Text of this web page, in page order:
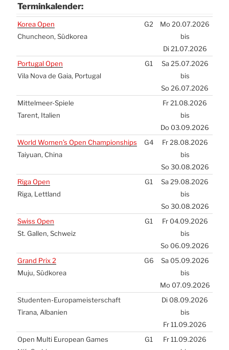
Ter­min­ka­len­der:
Ter­min­ka­len­der:
Korea Open
Chun­che­on, Süd­ko­rea
G2
Mo 20.07.2026
bis
Di 21.07.2026
Por­tu­gal Open
Vila Nova de Gaia, Por­tu­gal
G1
Sa 25.07.2026
bis
So 26.07.2026
Mit­tel­meer-Spie­le
Tarent, Ita­li­en
Fr 21.08.2026
bis
Do 03.09.2026
World Women’s Open Cham­pion­ships
Tai­yu­an, Chi­na
G4
Fr 28.08.2026
bis
So 30.08.2026
Riga Open
Riga, Lett­land
G1
Sa 29.08.2026
bis
So 30.08.2026
Swiss Open
St. Gal­len, Schweiz
G1
Fr 04.09.2026
bis
So 06.09.2026
Grand Prix 2
Muju, Süd­ko­rea
G6
Sa 05.09.2026
bis
Mo 07.09.2026
Stu­den­ten-Euro­pa­meis­ter­schaft
Tira­na, Alba­ni­en
Di 08.09.2026
bis
Fr 11.09.2026
Open Mul­ti Euro­pean Games
G1
Fr 11.09.2026